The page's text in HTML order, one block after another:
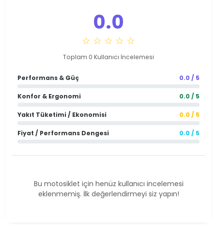
0.0
☆ ☆ ☆ ☆ ☆
Toplam 0 Kullanıcı İncelemesi
Performans & Güç 0.0 / 5
Konfor & Ergonomi 0.0 / 5
Yakıt Tüketimi / Ekonomisi 0.0 / 5
Fiyat / Performans Dengesi 0.0 / 5
Bu motosiklet için henüz kullanıcı incelemesi
eklenmemiş. İlk değerlendirmeyi siz yapın!